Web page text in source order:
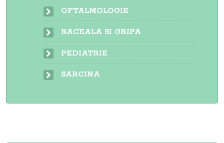
OFTALMOLOGIE
RACEALA SI GRIPA
PEDIATRIE
SARCINA